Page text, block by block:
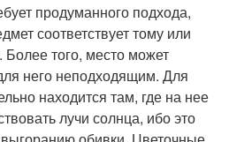
продуманного подхода,
соответствует тому или
Более того, место может
него неподходящим. Для
находится там, где на нее
лучи солнца, ибо это